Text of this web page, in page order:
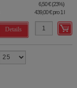
6,50 €(23%)
439,00 €pro 1 l
Details